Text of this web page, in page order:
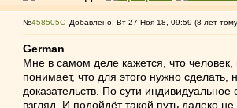
№458505 Добавлено: Вт 27 Ноя 18, 09:59 (8 лет
German
Мне в самом деле кажется, что
понимает, что для этого нужно
доказательств. По сути
взгляд. И подойдёт такой путь далеко